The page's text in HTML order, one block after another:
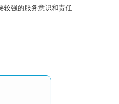
较强的服务意识和责任